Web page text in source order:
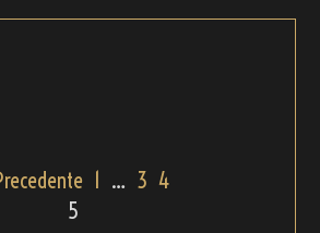
1 … 3 4
5